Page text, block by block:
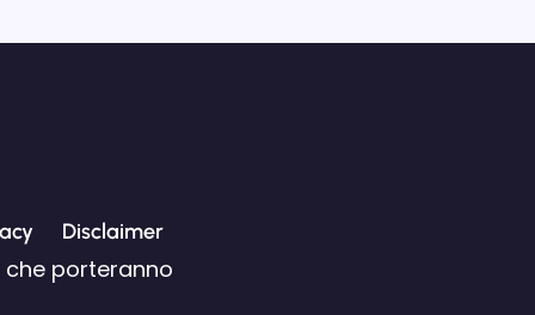
Disclaimer
porteranno